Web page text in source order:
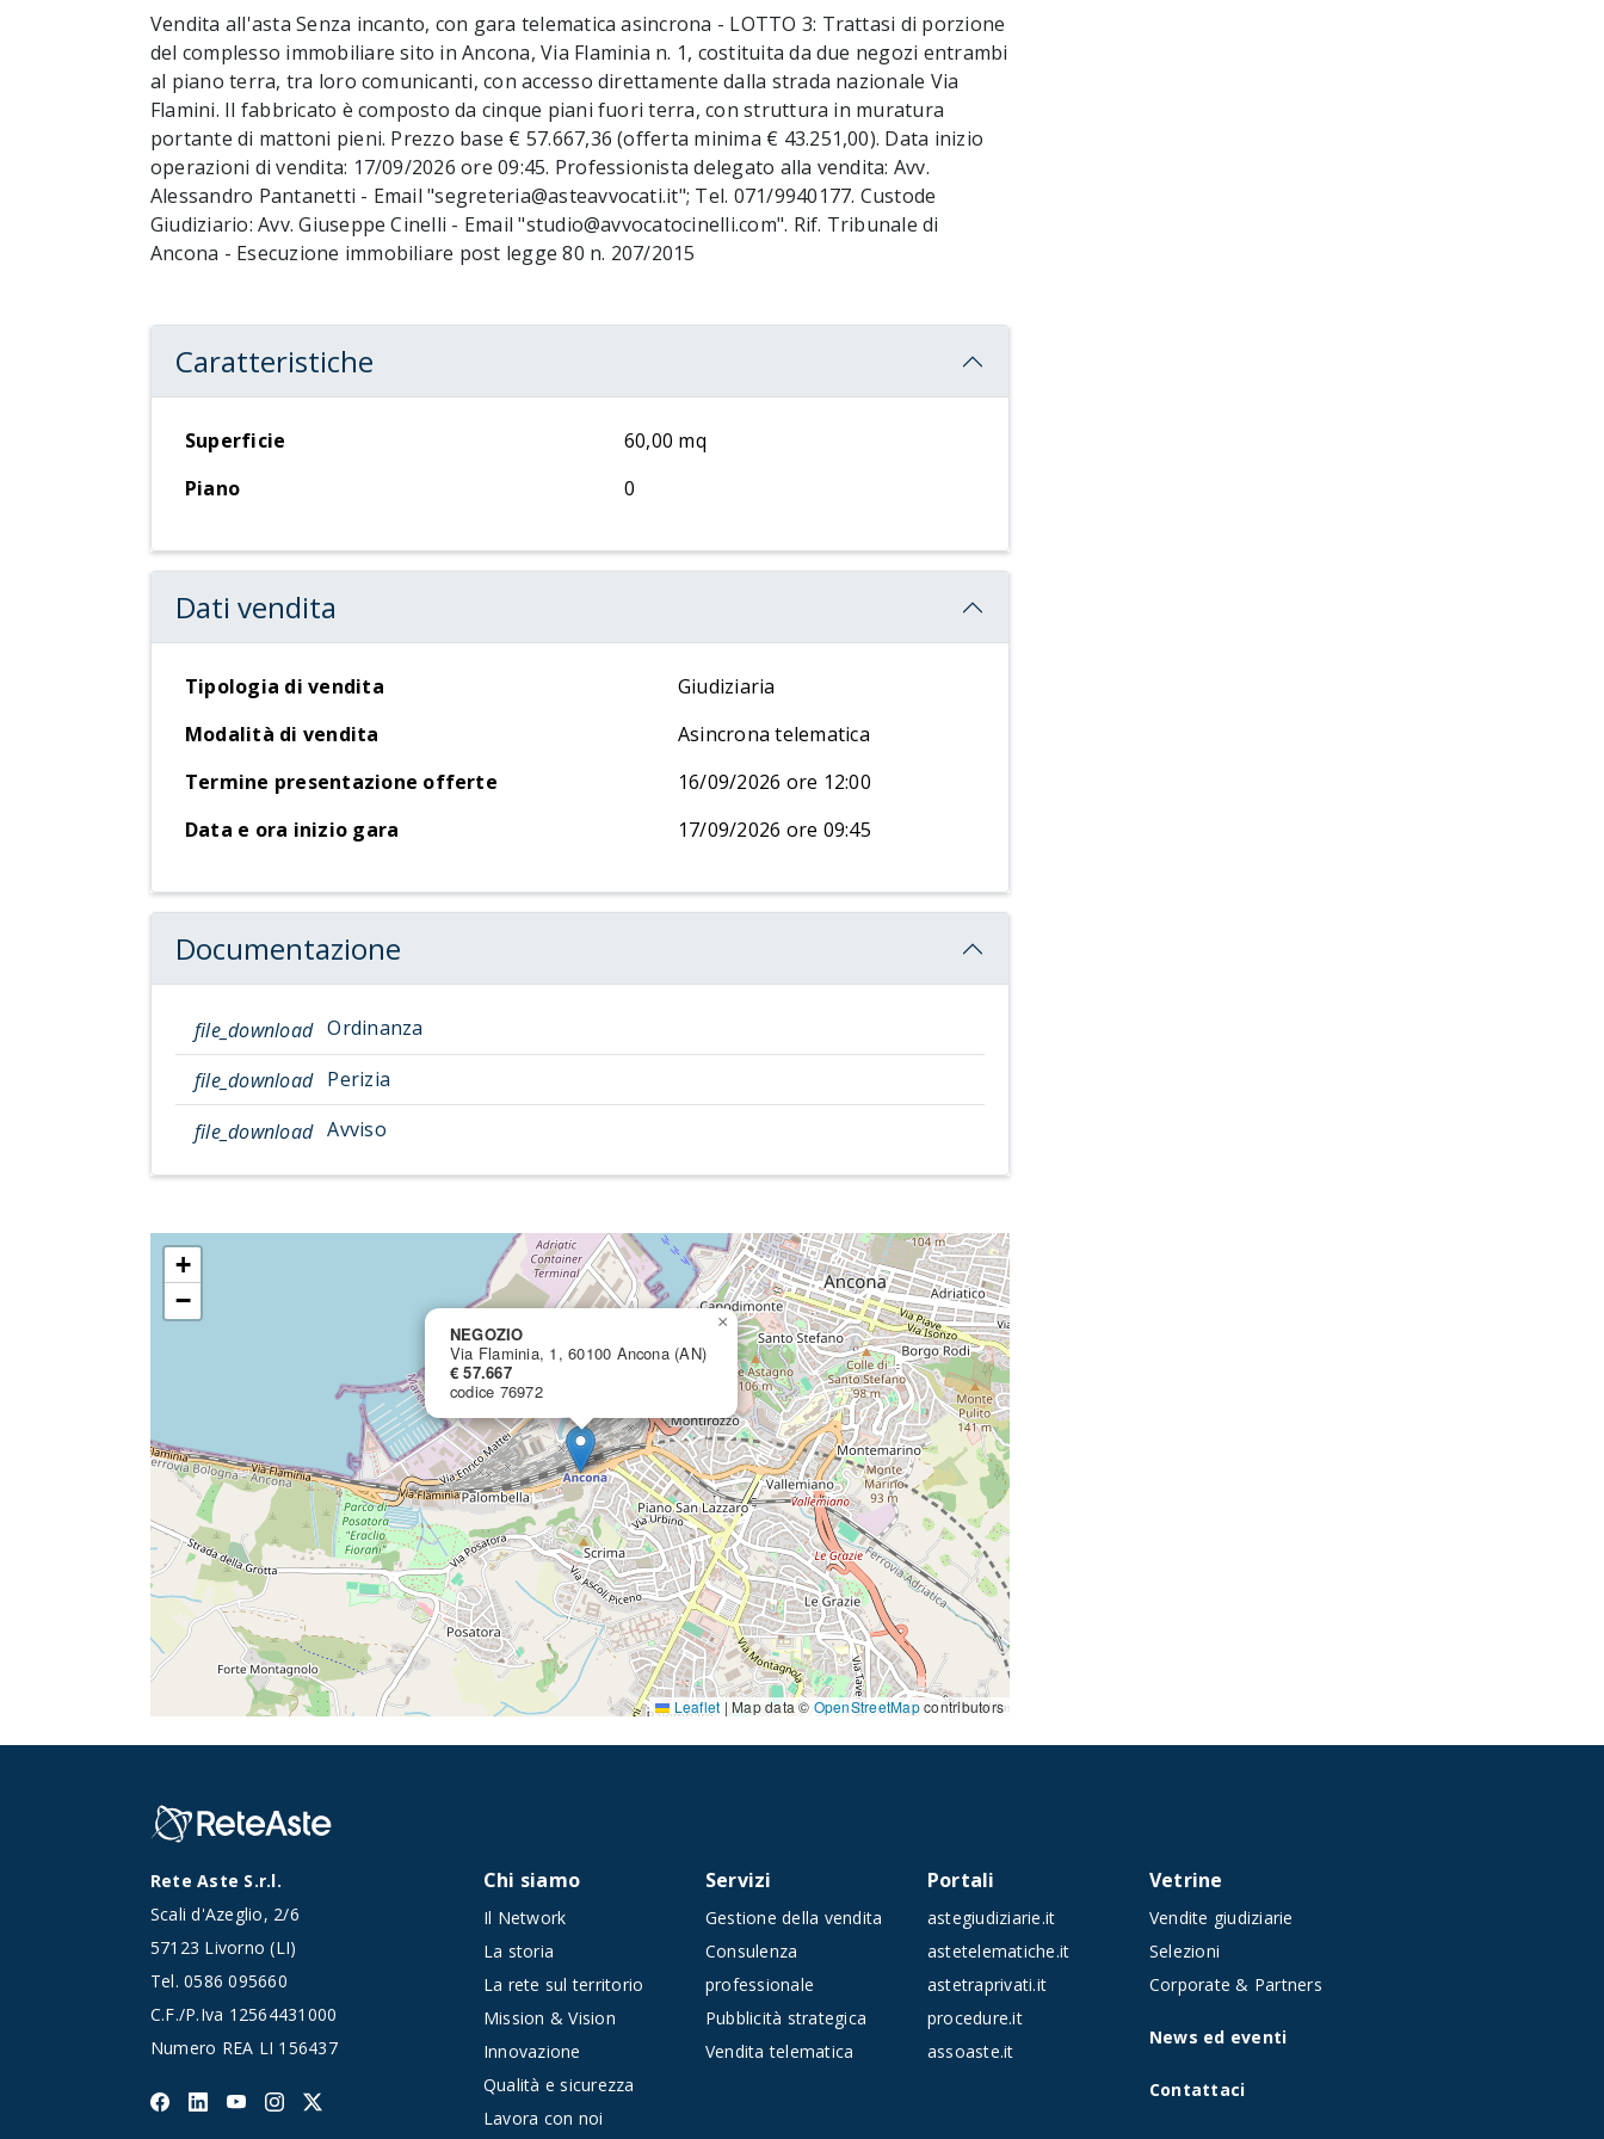
Vendita all'asta Senza incanto, con gara telematica asincrona - LOTTO 3: Trattasi di porzione
del complesso immobiliare sito in Ancona, Via Flaminia n. 1, costituita da due negozi entrambi
al piano terra, tra loro comunicanti, con accesso direttamente dalla strada nazionale Via
Flamini. Il fabbricato è composto da cinque piani fuori terra, con struttura in muratura
portante di mattoni pieni. Prezzo base € 57.667,36 (offerta minima € 43.251,00). Data inizio
operazioni di vendita: 17/09/2026 ore 09:45. Professionista delegato alla vendita: Avv.
Alessandro Pantanetti - Email "segreteria@asteavvocati.it"; Tel. 071/9940177. Custode
Giudiziario: Avv. Giuseppe Cinelli - Email "studio@avvocatocinelli.com". Rif. Tribunale di
Ancona - Esecuzione immobiliare post legge 80 n. 207/2015
Caratteristiche
Superficie
60,00 mq
Piano
0
Dati vendita
Tipologia di vendita
Giudiziaria
Modalità di vendita
Asincrona telematica
Termine presentazione offerte
16/09/2026 ore 12:00
Data e ora inizio gara
17/09/2026 ore 09:45
Documentazione
file_download Ordinanza
file_download Perizia
file_download Avviso
NEGOZIO
Via Flaminia, 1, 60100 Ancona (AN)
€ 57.667
codice 76972
×
+
−
Leaflet | Map data © OpenStreetMapcontributors
Rete Aste S.r.l.
Scali d'Azeglio, 2/6
57123 Livorno (LI)
Tel.0586 095660
C.F./P.Iva 12564431000
Numero REA LI 156437
Chi siamo
Il Network
La storia
La rete sul territorio
Mission & Vision
Innovazione
Qualità e sicurezza
Lavora con noi
Servizi
Gestione della vendita
Consulenza
professionale
Pubblicità strategica
Vendita telematica
Portali
astegiudiziarie.it
astetelematiche.it
astetraprivati.it
procedure.it
assoaste.it
Vetrine
Vendite giudiziarie
Selezioni
Corporate & Partners
News ed eventi
Contattaci